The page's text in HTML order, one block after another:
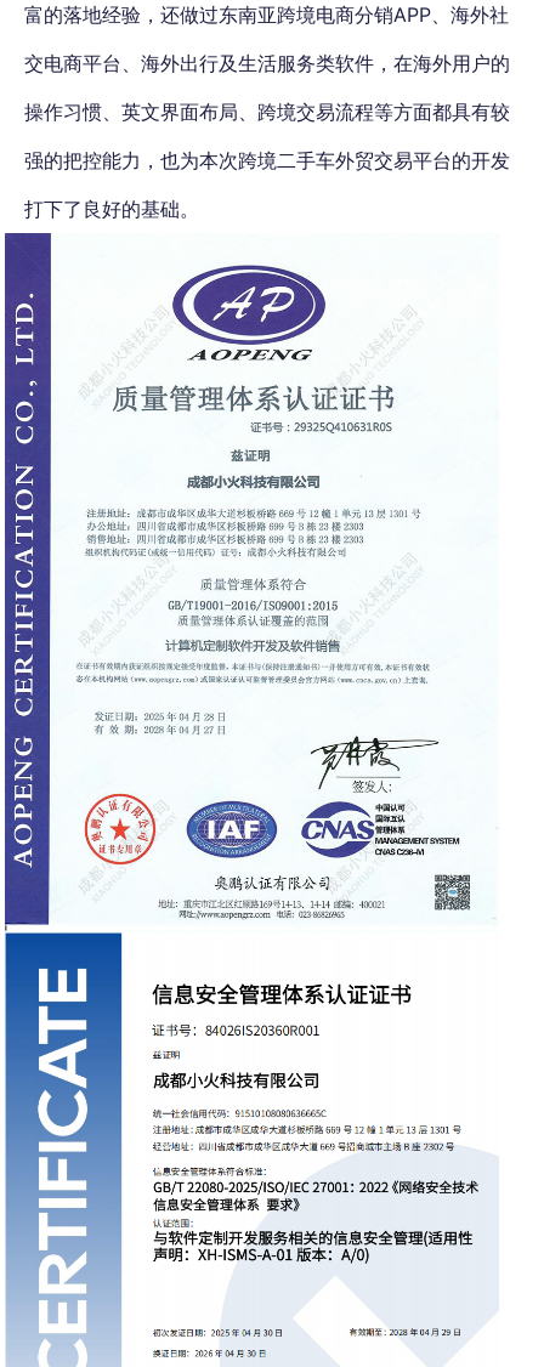
富的落地经验，还做过东南亚跨境电商分销APP、海外社
交电商平台、海外出行及生活服务类软件，在海外用户的
操作习惯、英文界面布局、跨境交易流程等方面都具有较
强的把控能力，也为本次跨境二手车外贸交易平台的开发
打下了良好的基础。